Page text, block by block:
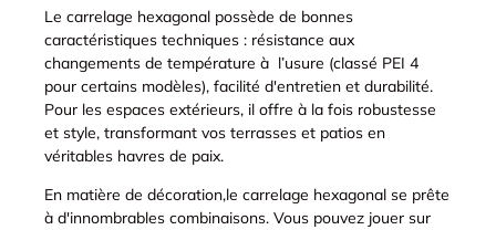
Le carrelage hexagonal possède de bonnes
caractéristiques techniques : résistance aux
changements de température à l’usure (classé PEI 4
pour certains modèles), facilité d'entretien et durabilité.
Pour les espaces extérieurs, il offre à la fois robustesse
et style, transformant vos terrasses et patios en
véritables havres de paix.
En matière de décoration,le carrelage hexagonal se prête
à d'innombrables combinaisons. Vous pouvez jouer sur